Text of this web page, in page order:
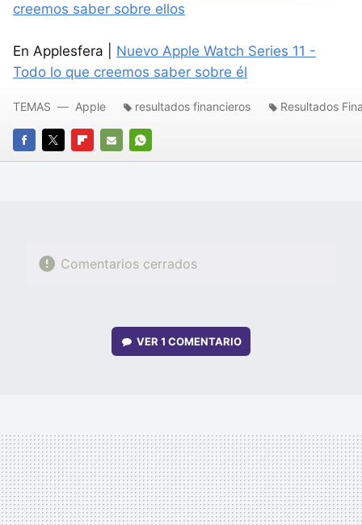
creemos saber sobre ellos
En Applesfera | Nuevo Apple Watch Series 11 -
Todo lo que creemos saber sobre él
FACEBOOK
TWITTERFLIPBOARD
E-
WHATSAPP
TEMAS Apple resultados financieros Resultados
Comentarios cerrados
VER 1 COMENTARIO